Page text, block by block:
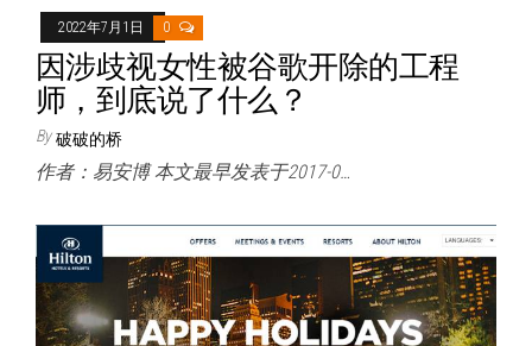
2022年7月1日 0
因涉歧视女性被谷歌开除的工程
师，到底说了什么？
By 破破的桥
作者：易安博 本文最早发表于2017-0…